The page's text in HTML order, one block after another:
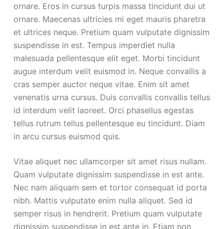
ornare. Eros in cursus turpis massa tincidunt dui ut
ornare. Maecenas ultricies mi eget mauris pharetra
et ultrices neque. Pretium quam vulputate dignissim
suspendisse in est. Tempus imperdiet nulla
malesuada pellentesque elit eget. Morbi tincidunt
augue interdum velit euismod in. Neque convallis a
cras semper auctor neque vitae. Enim sit amet
venenatis urna cursus. Duis convallis convallis tellus
id interdum velit laoreet. Orci phasellus egestas
tellus rutrum tellus pellentesque eu tincidunt. Diam
in arcu cursus euismod quis.
Vitae aliquet nec ullamcorper sit amet risus nullam.
Quam vulputate dignissim suspendisse in est ante.
Nec nam aliquam sem et tortor consequat id porta
nibh. Mattis vulputate enim nulla aliquet. Sed id
semper risus in hendrerit. Pretium quam vulputate
dignissim suspendisse in est ante in. Etiam non